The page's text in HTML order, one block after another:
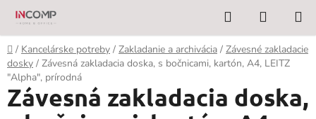
Prejsť
obsah
Hľadať
KOŠÍK
Domov
/ Kancelárske potreby / Zakladanie a archivácia / Závesné zakladacie
dosky / Závesná zakladacia doska, s bočnicami, kartón, A4, LEITZ
"Alpha", prírodná
Závesná zakladacia doska,